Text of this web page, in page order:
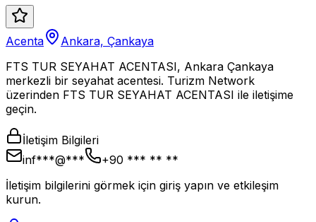
Acenta
Ankara, Çankaya
FTS TUR SEYAHAT ACENTASI, Ankara Çankaya
merkezli bir seyahat acentesi. Turizm Network
üzerinden FTS TUR SEYAHAT ACENTASI ile iletişime
geçin.
İletişim Bilgileri
inf***@***
+90 *** ** **
İletişim bilgilerini görmek için giriş yapın ve etkileşim
kurun.